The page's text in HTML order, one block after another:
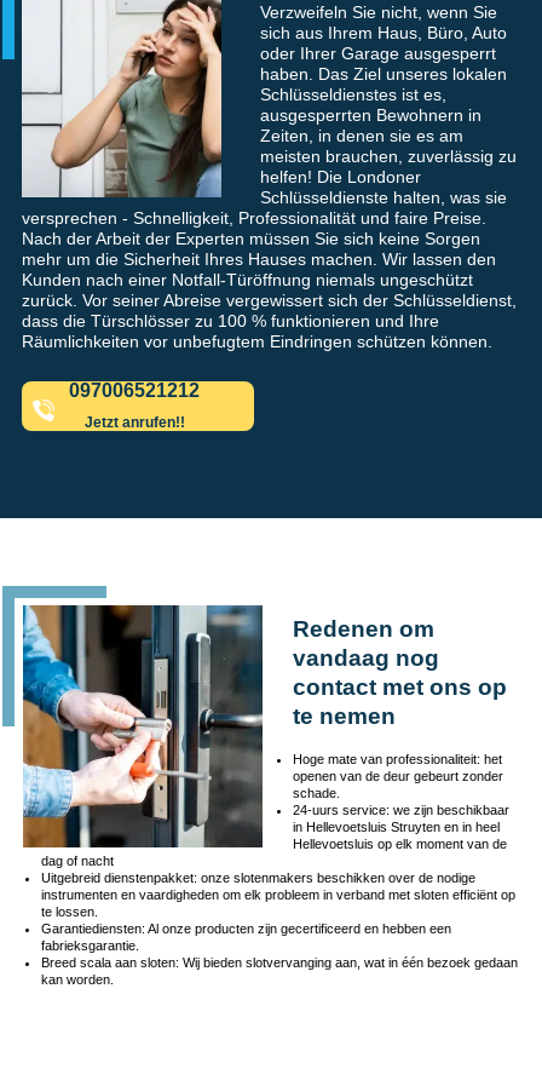
Verzweifeln Sie nicht, wenn Sie
sich aus Ihrem Haus, Büro, Auto
oder Ihrer Garage ausgesperrt
haben. Das Ziel unseres lokalen
Schlüsseldienstes ist es,
ausgesperrten Bewohnern in
Zeiten, in denen sie es am
meisten brauchen, zuverlässig zu
helfen! Die Londoner
Schlüsseldienste halten, was sie
versprechen - Schnelligkeit, Professionalität und faire Preise.
Nach der Arbeit der Experten müssen Sie sich keine Sorgen
mehr um die Sicherheit Ihres Hauses machen. Wir lassen den
Kunden nach einer Notfall-Türöffnung niemals ungeschützt
zurück. Vor seiner Abreise vergewissert sich der Schlüsseldienst,
dass die Türschlösser zu 100 % funktionieren und Ihre
Räumlichkeiten vor unbefugtem Eindringen schützen können.
097006521212
Jetzt anrufen!!
Redenen om
vandaag nog
contact met ons op
te nemen
Hoge mate van professionaliteit: het
openen van de deur gebeurt zonder
schade.
24-uurs service: we zijn beschikbaar
in Hellevoetsluis Struyten en in heel
Hellevoetsluis op elk moment van de
dag of nacht
Uitgebreid dienstenpakket: onze slotenmakers beschikken over de nodige
instrumenten en vaardigheden om elk probleem in verband met sloten efficiënt op
te lossen.
Garantiediensten: Al onze producten zijn gecertificeerd en hebben een
fabrieksgarantie.
Breed scala aan sloten: Wij bieden slotvervanging aan, wat in één bezoek gedaan
kan worden.